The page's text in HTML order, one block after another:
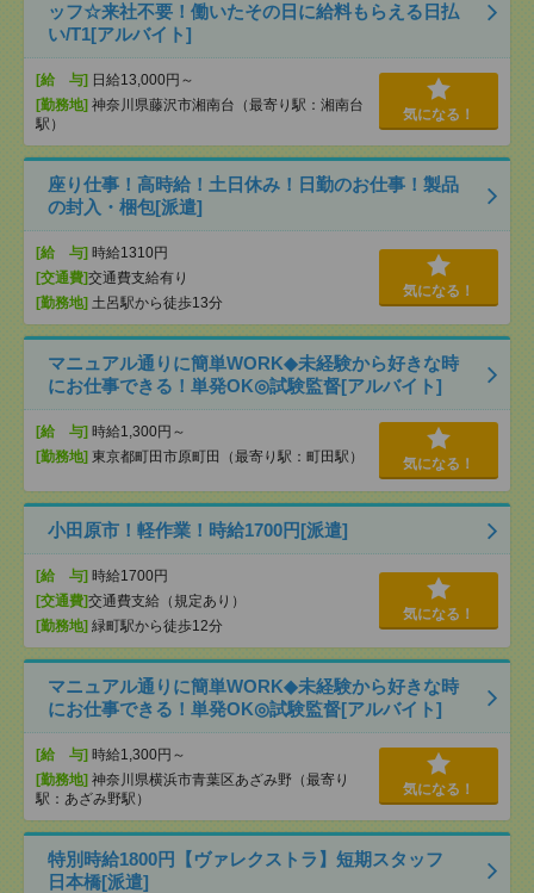
ッフ☆来社不要！働いたその日に給料もらえる日払
い/T1[アルバイト]
[給 与] 日給13,000円～
[勤務地] 神奈川県藤沢市湘南台（最寄り駅：湘南台
駅）
気になる！
座り仕事！高時給！土日休み！日勤のお仕事！製品
の封入・梱包[派遣]
[給 与] 時給1310円
[交通費]交通費支給有り
[勤務地] 土呂駅から徒歩13分
気になる！
マニュアル通りに簡単WORK◆未経験から好きな時
にお仕事できる！単発OK◎試験監督[アルバイト]
[給 与] 時給1,300円～
[勤務地] 東京都町田市原町田（最寄り駅：町田駅） 気になる！
小田原市！軽作業！時給1700円[派遣]
[給 与] 時給1700円
[交通費]交通費支給（規定あり）
[勤務地] 緑町駅から徒歩12分
気になる！
マニュアル通りに簡単WORK◆未経験から好きな時
にお仕事できる！単発OK◎試験監督[アルバイト]
[給 与] 時給1,300円～
[勤務地] 神奈川県横浜市青葉区あざみ野（最寄り
駅：あざみ野駅）
気になる！
特別時給1800円【ヴァレクストラ】短期スタッフ
日本橋[派遣]